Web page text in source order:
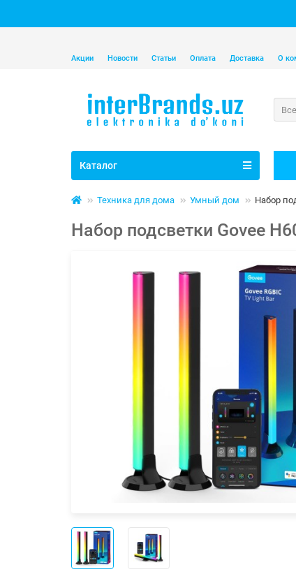
Акции Новости Статьи Оплата Доставка О
Каталог
Техника для дома Умный дом Набор
Набор подсветки Govee